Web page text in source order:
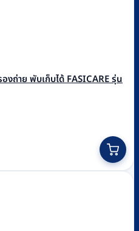
ถ่าย พับเก็บได้ FASICARE รุ่น